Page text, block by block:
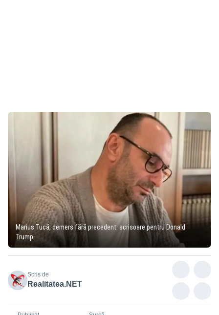
Marius Tucă, demers fără precedent: scrisoare pentru Donald
Trump
Scris de
Realitatea.NET